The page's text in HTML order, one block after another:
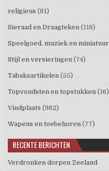
religieus (81)
Sieraad en Draagteken (118)
Speelgoed, muziek en miniatuur
Stijl en versieringen (74)
Tabaksartikelen (55)
Topvondsten en topstukken (16)
Vindplaats (982)
Wapens en toebehoren (77)
RECENTE BERICHTEN
Verdronken dorpen Zeeland